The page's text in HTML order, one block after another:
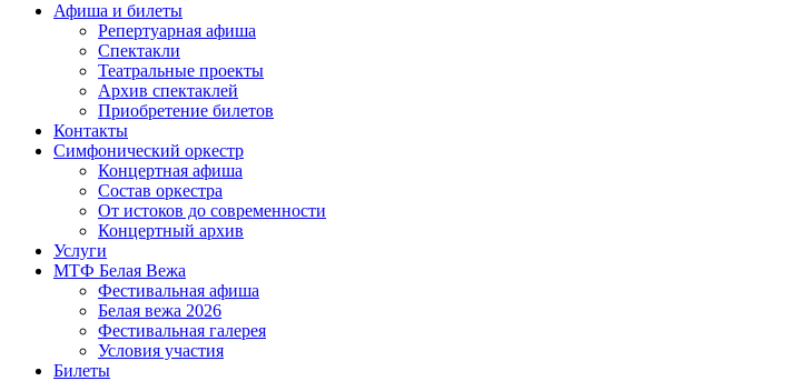
Афиша и билеты
Репертуарная афиша
Спектакли
Театральные проекты
Архив спектаклей
Приобретение билетов
Контакты
Симфонический оркестр
Концертная афиша
Состав оркестра
От истоков до современ­ности
Концертный архив
Услуги
МТФ Белая Вежа
Фестивальная афиша
Белая вежа 2026
Фестивальная галерея
Условия участия
Билеты